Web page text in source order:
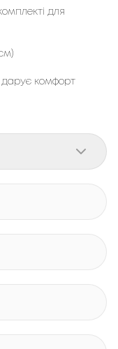
для
дарує комфорт